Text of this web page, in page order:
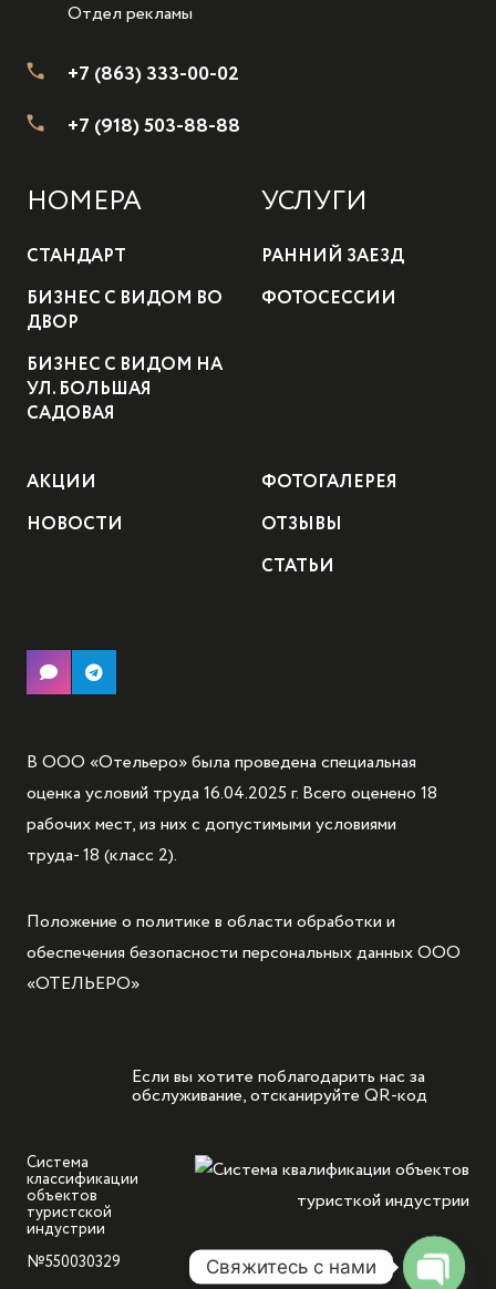
Отдел рекламы
+7 (863) 333-00-02
+7 (918) 503-88-88
НОМЕРА
СТАНДАРТ
БИЗНЕС С ВИДОМ ВО
ДВОР
БИЗНЕС С ВИДОМ НА
УЛ. БОЛЬШАЯ
САДОВАЯ
УСЛУГИ
РАННИЙ ЗАЕЗД
ФОТОСЕССИИ
АКЦИИ
НОВОСТИ
ФОТОГАЛЕРЕЯ
ОТЗЫВЫ
СТАТЬИ
В ООО «Отельеро» была проведена специальная
оценка условий труда 16.04.2025 г. Всего оценено 18
рабочих мест, из них с допустимыми условиями
труда- 18 (класс 2).
Положение о политике в области обработки и
обеспечения безопасности персональных данных ООО
«ОТЕЛЬЕРО»
Если вы хотите поблагодарить нас за
обслуживание, отсканируйте QR-код
Система
классификации
объектов
туристской
индустрии
№550030329
Свяжитесь с нами